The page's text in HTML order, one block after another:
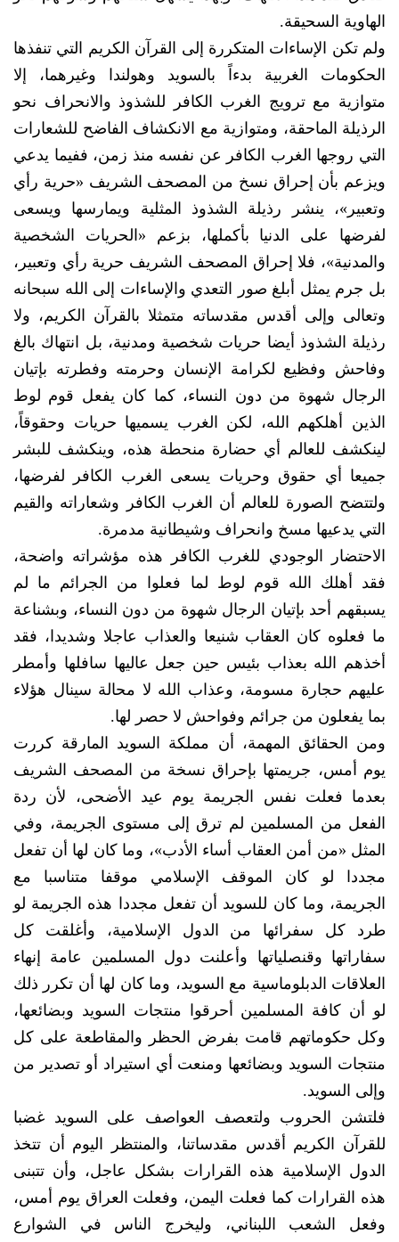
الهاوية السحيقة.
ولم تكن الإساءات المتكررة إلى القرآن الكريم التي تنفذها
الحكومات الغربية بدءاً بالسويد وهولندا وغيرهما، إلا
متوازية مع ترويج الغرب الكافر للشذوذ والانحراف نحو
الرذيلة الماحقة، ومتوازية مع الانكشاف الفاضح للشعارات
التي روجها الغرب الكافر عن نفسه منذ زمن، ففيما يدعي
ويزعم بأن إحراق نسخ من المصحف الشريف «حرية رأي
وتعبير»، ينشر رذيلة الشذوذ المثلية ويمارسها ويسعى
لفرضها على الدنيا بأكملها، بزعم «الحريات الشخصية
والمدنية»، فلا إحراق المصحف الشريف حرية رأي وتعبير،
بل جرم يمثل أبلغ صور التعدي والإساءات إلى الله سبحانه
وتعالى وإلى أقدس مقدساته متمثلا بالقرآن الكريم، ولا
رذيلة الشذوذ أيضا حريات شخصية ومدنية، بل انتهاك بالغ
وفاحش وفظيع لكرامة الإنسان وحرمته وفطرته بإتيان
الرجال شهوة من دون النساء، كما كان يفعل قوم لوط
الذين أهلكهم الله، لكن الغرب يسميها حريات وحقوقاً،
لينكشف للعالم أي حضارة منحطة هذه، وينكشف للبشر
جميعا أي حقوق وحريات يسعى الغرب الكافر لفرضها،
ولتتضح الصورة للعالم أن الغرب الكافر وشعاراته والقيم
التي يدعيها مسخ وانحراف وشيطانية مدمرة.
الاحتضار الوجودي للغرب الكافر هذه مؤشراته واضحة،
فقد أهلك الله قوم لوط لما فعلوا من الجرائم ما لم
يسبقهم أحد بإتيان الرجال شهوة من دون النساء، وبشناعة
ما فعلوه كان العقاب شنيعا والعذاب عاجلا وشديدا، فقد
أخذهم الله بعذاب بئيس حين جعل عاليها سافلها وأمطر
عليهم حجارة مسومة، وعذاب الله لا محالة سينال هؤلاء
بما يفعلون من جرائم وفواحش لا حصر لها.
ومن الحقائق المهمة، أن مملكة السويد المارقة كررت
يوم أمس، جريمتها بإحراق نسخة من المصحف الشريف
بعدما فعلت نفس الجريمة يوم عيد الأضحى، لأن ردة
الفعل من المسلمين لم ترق إلى مستوى الجريمة، وفي
المثل «من أمن العقاب أساء الأدب»، وما كان لها أن تفعل
مجددا لو كان الموقف الإسلامي موقفا متناسبا مع
الجريمة، وما كان للسويد أن تفعل مجددا هذه الجريمة لو
طرد كل سفرائها من الدول الإسلامية، وأغلقت كل
سفاراتها وقنصلياتها وأعلنت دول المسلمين عامة إنهاء
العلاقات الدبلوماسية مع السويد، وما كان لها أن تكرر ذلك
لو أن كافة المسلمين أحرقوا منتجات السويد وبضائعها،
وكل حكوماتهم قامت بفرض الحظر والمقاطعة على كل
منتجات السويد وبضائعها ومنعت أي استيراد أو تصدير من
وإلى السويد.
فلتشن الحروب ولتعصف العواصف على السويد غضبا
للقرآن الكريم أقدس مقدساتنا، والمنتظر اليوم أن تتخذ
الدول الإسلامية هذه القرارات بشكل عاجل، وأن تتبنى
هذه القرارات كما فعلت اليمن، وفعلت العراق يوم أمس،
وفعل الشعب اللبناني، وليخرج الناس في الشوارع